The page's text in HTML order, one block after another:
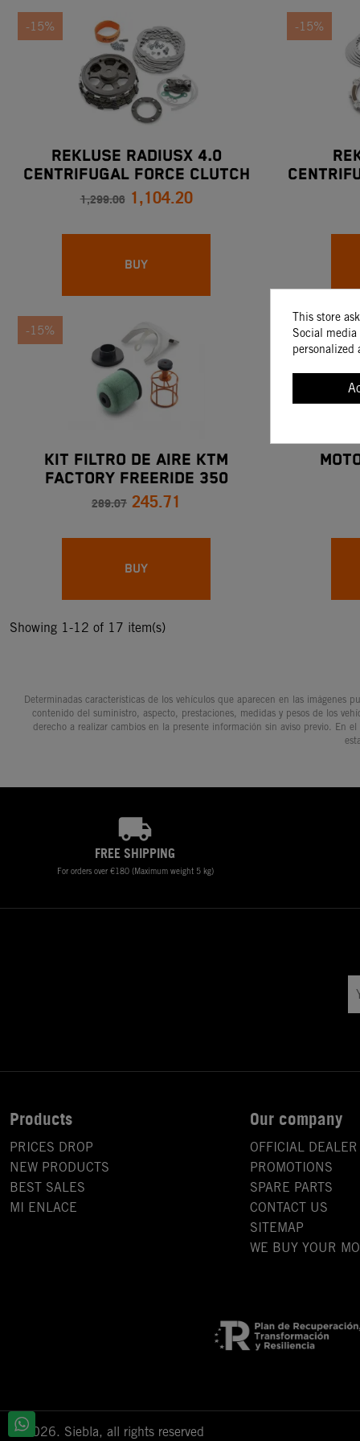
-15%
REKLUSE RADIUSX 4.0
CENTRIFUGAL FORCE CLUTCH
KIT
1,299.06 1,104.20
BUY
-15%
-15%
KIT FILTRO DE AIRE KTM
FACTORY FREERIDE 350
289.07 245.71
BUY
-15%
Showing 1-12 of 17 item(s)
Determinadas características de los vehículos que aparecen en las imágenes
contenido del suministro, aspecto, prestaciones, medidas y pesos de los
derecho a realizar cambios en la presente información sin aviso previo. En
FREE SHIPPING
For orders over €180 (Maximum weight 5 kg)
Products
PRICES DROP
NEW PRODUCTS
BEST SALES
MI ENLACE
Our company
OFFICIAL DEALER
PROMOTIONS
SPARE PARTS
CONTACT US
SITEMAP
WE BUY YOUR
© 2026. Siebla, all rights reserved
This store
Social media
personalized